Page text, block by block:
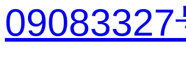
09083327